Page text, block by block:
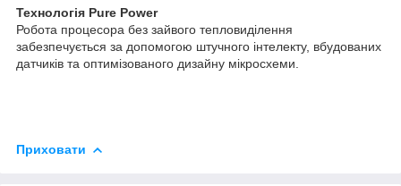
Технологія Pure Power
Робота процесора без зайвого тепловиділення
забезпечується за допомогою штучного інтелекту, вбудованих
датчиків та оптимізованого дизайну мікросхеми.
Приховати